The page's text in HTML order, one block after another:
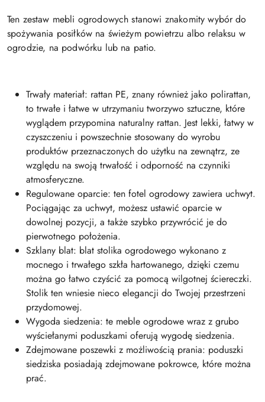
Ten zestaw mebli ogrodowych stanowi znakomity wybór do
spożywania posiłków na świeżym powietrzu albo relaksu w
ogrodzie, na podwórku lub na patio.
Trwały materiał: rattan PE, znany również jako polirattan,
to trwałe i łatwe w utrzymaniu tworzywo sztuczne, które
wyglądem przypomina naturalny rattan. Jest lekki, łatwy w
czyszczeniu i powszechnie stosowany do wyrobu
produktów przeznaczonych do użytku na zewnątrz, ze
względu na swoją trwałość i odporność na czynniki
atmosferyczne.
Regulowane oparcie: ten fotel ogrodowy zawiera uchwyt.
Pociągając za uchwyt, możesz ustawić oparcie w
dowolnej pozycji, a także szybko przywrócić je do
pierwotnego położenia.
Szklany blat: blat stolika ogrodowego wykonano z
mocnego i trwałego szkła hartowanego, dzięki czemu
można go łatwo czyścić za pomocą wilgotnej ściereczki.
Stolik ten wniesie nieco elegancji do Twojej przestrzeni
przydomowej.
Wygoda siedzenia: te meble ogrodowe wraz z grubo
wyściełanymi poduszkami oferują wygodę siedzenia.
Zdejmowane poszewki z możliwością prania: poduszki
siedziska posiadają zdejmowane pokrowce, które można
prać.